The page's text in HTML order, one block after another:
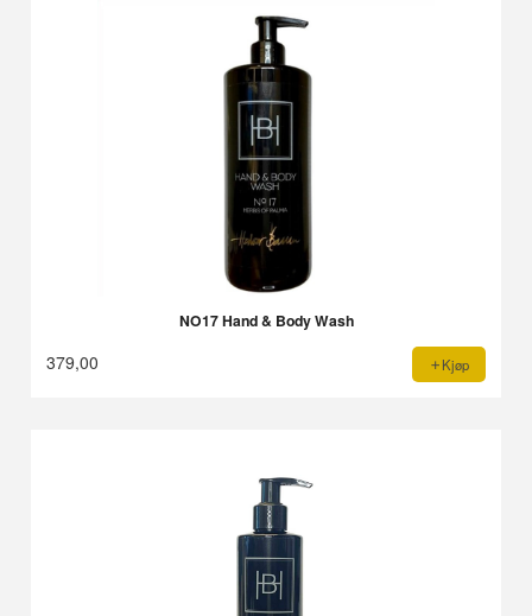
NO17 Hand & Body Wash
379,00 Kjøp